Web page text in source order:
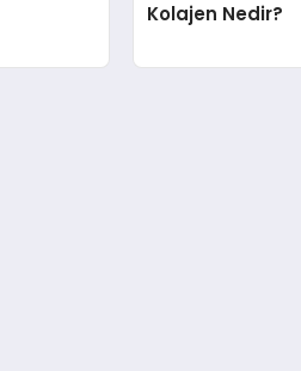
Kolajen Nedir?